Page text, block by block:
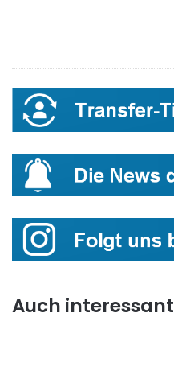
Auch interessant